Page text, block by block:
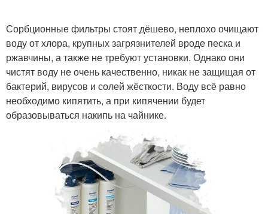
Сорбционные фильтры стоят дёшево, неплохо очищают
воду от хлора, крупных загрязнителей вроде песка и
ржавчины, а также не требуют установки. Однако они
чистят воду не очень качественно, никак не защищая от
бактерий, вирусов и солей жёсткости. Воду всё равно
необходимо кипятить, а при кипячении будет
образовываться накипь на чайнике.